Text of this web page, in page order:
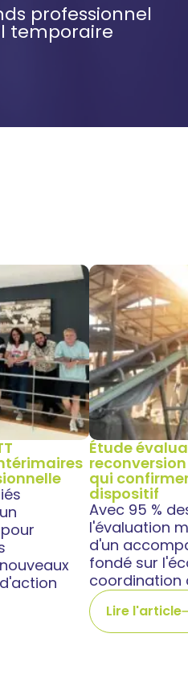
professionnel
temporaire
Étude
reconversion
qui
dispositif
Avec 95 %
l'évaluation
d'un
fondé sur
coordination
Lire l'article